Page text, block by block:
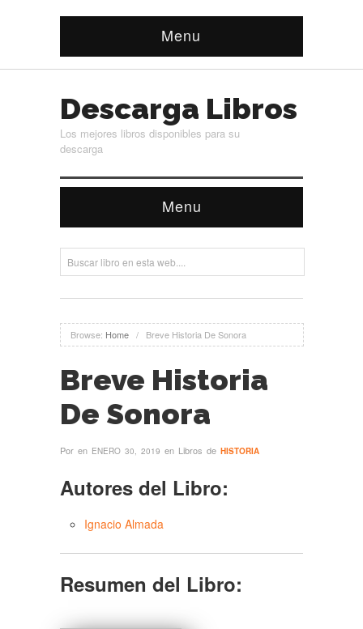
Menu
Descarga Libros
Los mejores libros disponibles para su
descarga
Menu
Browse: Home / Breve Historia De Sonora
Breve Historia
De Sonora
Por en ENERO 30, 2019 en Libros de HISTORIA
Autores del Libro:
Ignacio Almada
Resumen del Libro: